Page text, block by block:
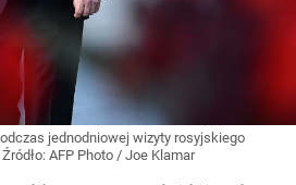
jednodniowej wizyty rosyjskiego
AFP Photo / Joe Klamar